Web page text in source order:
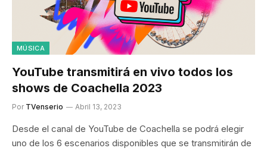
MÚSICA
YouTube transmitirá en vivo todos los
shows de Coachella 2023
Por TVenserio Abril 13, 2023
Desde el canal de YouTube de Coachella se podrá elegir
uno de los 6 escenarios disponibles que se transmitirán de